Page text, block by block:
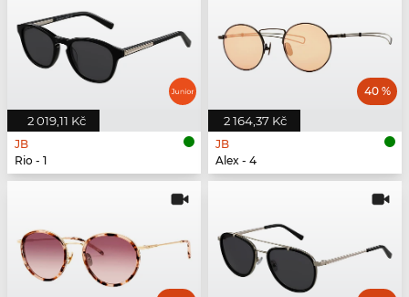
2 019,11 Kč
JB
Rio - 1
2 164,37 Kč
40 %
JB
Alex - 4